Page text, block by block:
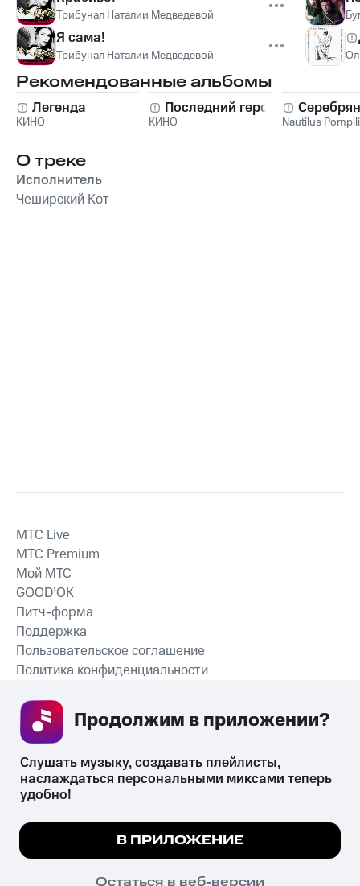
Трибунал Наталии Медведевой
Я сама!
Трибунал Наталии Медведевой
Рекомендованные альбомы
Легенда
КИНО
Последний герой
КИНО Nautilus
О треке
Исполнитель
Чеширский Кот
СКАЧАТЬ ПРИЛОЖЕНИЕ
MTС Live
MTС Premium
Мой МТС
GOOD’OK
Питч-форма
Поддержка
Пользовательское соглашение
Политика конфиденциальности
психотропных веществ, их аналогов причиняет вред здоровью,
их незаконный оборот запрещён и влечёт установленную
законодательством ответственность.
© 2026 ООО «КИОН».
Мы используем куки, чтобы на сайте все
Подробнее
ПОНЯТНО
Слушать музыку, создавать плейлисты,
наслаждаться персональными миксами теперь
удобно!
В ПРИЛОЖЕНИЕ
Остаться в веб-версии